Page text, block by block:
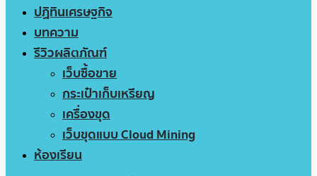
ปฏิทินเศรษฐกิจ
บทความ
รีวิวผลิตภัณฑ์
เว็บซื้อขาย
กระเป๋าเก็บเหรียญ
เครื่องขุด
เว็บขุดแบบ Cloud Mining
ห้องเรียน